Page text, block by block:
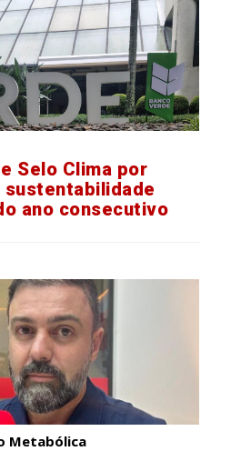
Selo Clima por
ano consecutivo
Metabólica